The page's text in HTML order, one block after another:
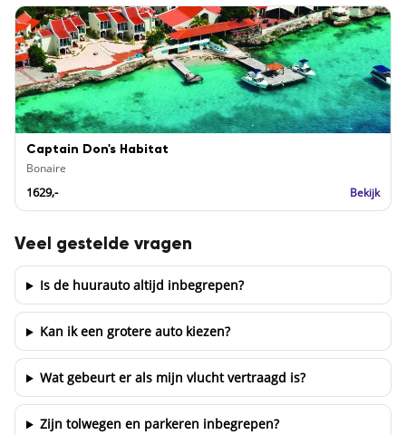
Captain Don's Habitat
Bonaire
1629,- Bekijk
Veel gestelde vragen
Is de huurauto altijd inbegrepen?
Kan ik een grotere auto kiezen?
Wat gebeurt er als mijn vlucht vertraagd is?
Zijn tolwegen en parkeren inbegrepen?